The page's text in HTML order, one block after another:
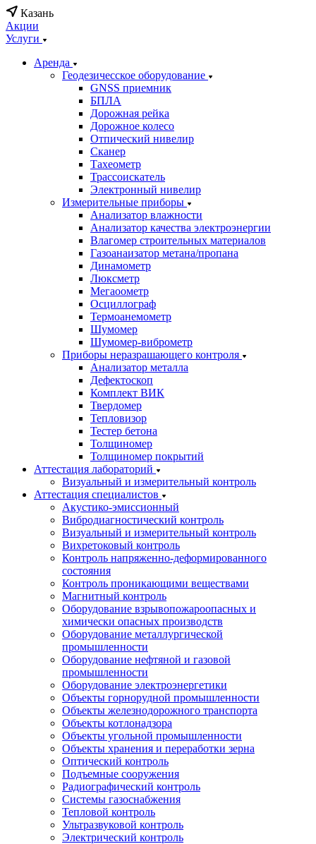
Казань
Акции
Услуги
Аренда
Геодезичесское оборудование
GNSS приемник
БПЛА
Дорожная рейка
Дорожное колесо
Отпический нивелир
Сканер
Тахеометр
Трассоискатель
Электронный нивелир
Измерительные приборы
Анализатор влажности
Анализатор качества электроэнергии
Влагомер строительных материалов
Газоанаизатор метана/пропана
Динамометр
Люксметр
Мегаоометр
Осциллограф
Термоанемометр
Шумомер
Шумомер-виброметр
Приборы неразрашающего контроля
Анализатор металла
Дефектоскоп
Комплект ВИК
Твердомер
Тепловизор
Тестер бетона
Толщиномер
Толщиномер покрытий
Аттестация лабораторий
Визуальный и измерительный контроль
Аттестация специалистов
Акустико-эмиссионный
Вибродиагностический контроль
Визуальный и измерительный контроль
Вихретоковый контроль
Контроль напряженно-деформированного
состояния
Контроль проникающими веществами
Магнитный контроль
Оборудование взрывопожароопасных и
химически опасных производств
Оборудование металлургической
промышленности
Оборудование нефтяной и газовой
промышленности
Оборудование электроэнергетики
Объекты горнорудной промышленности
Объекты железнодорожного транспорта
Объекты котлонадзора
Объекты угольной промышленности
Объекты хранения и переработки зерна
Оптический контроль
Подъемные сооружения
Радиографический контроль
Системы газоснабжения
Тепловой контроль
Ультразвуковой контроль
Электрический контроль